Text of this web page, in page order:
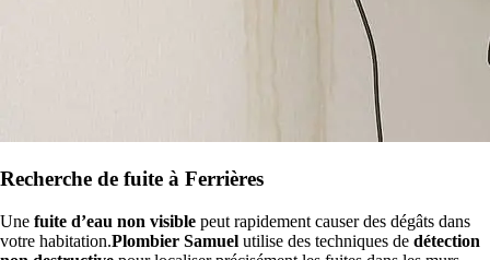
Recherche de fuite à Ferrières
Une fuite d’eau non visible peut rapidement causer des dégâts dans
votre habitation.Plombier Samuel utilise des techniques de détection